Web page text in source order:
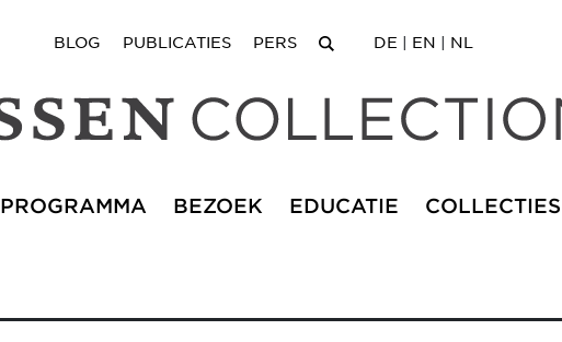
BLOG PUBLICATIES PERS DE | EN | NL
PROGRAMMA BEZOEK EDUCATIE COLLECTIES